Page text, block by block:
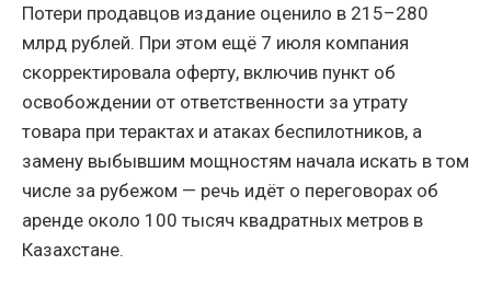
Потери продавцов издание оценило в 215–280
млрд рублей. При этом ещё 7 июля компания
скорректировала оферту, включив пункт об
освобождении от ответственности за утрату
товара при терактах и атаках беспилотников, а
замену выбывшим мощностям начала искать в том
числе за рубежом — речь идёт о переговорах об
аренде около 100 тысяч квадратных метров в
Казахстане.